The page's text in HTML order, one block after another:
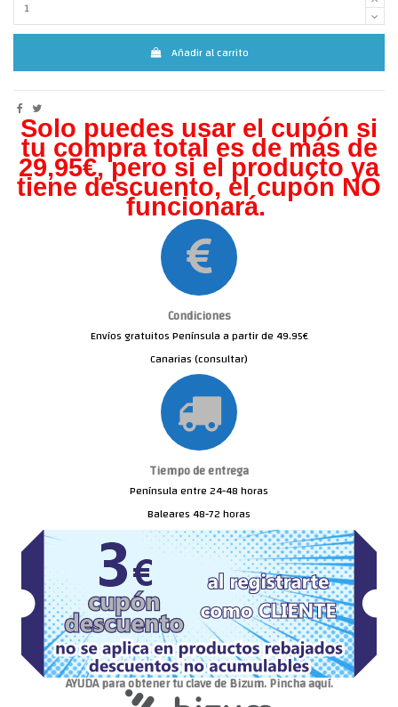
Añadir al carrito
Solo puedes usar el cupón si
tu compra total es de más de
29,95€, pero si el producto ya
tiene descuento, el cupón NO
funcionará.
Condiciones
Envíos gratuitos Península a partir de 49.95€
Canarias (consultar)
Tiempo de entrega
Península entre 24-48 horas
Baleares 48-72 horas
AYUDA para obtener tu clave de Bizum. Pincha aquí.